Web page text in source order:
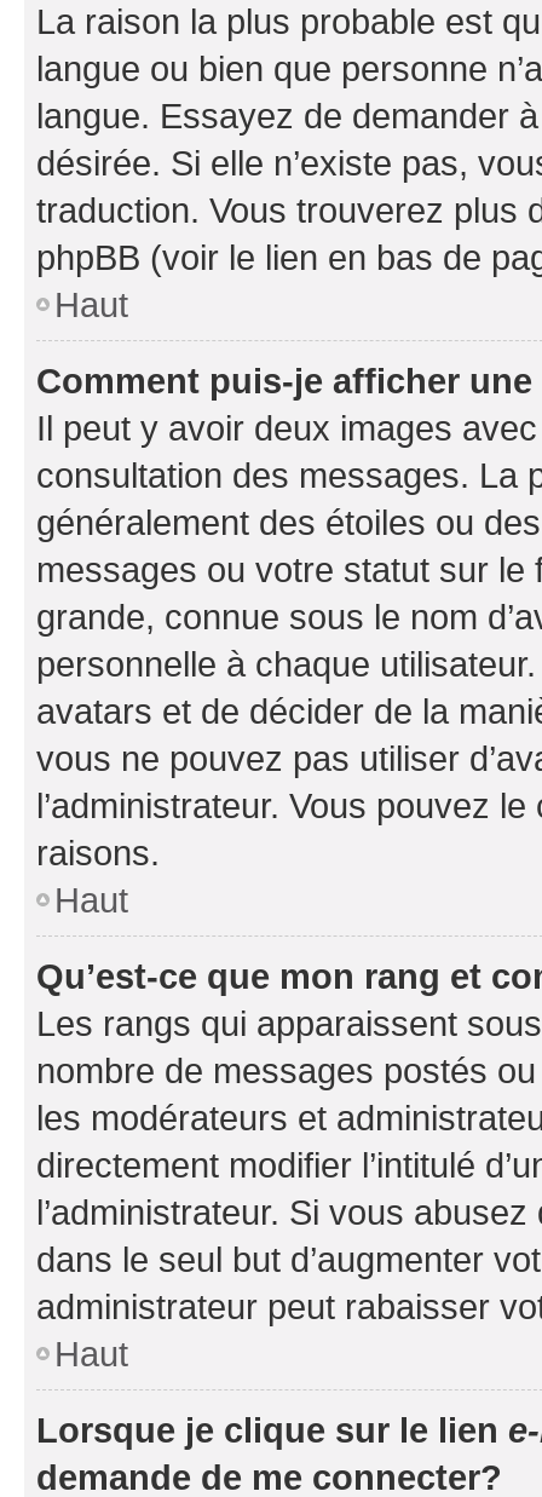
La raison la plus probable est
langue ou bien que personne
langue. Essayez de demander
désirée. Si elle n’existe pas,
traduction. Vous trouverez plus
phpBB (voir le lien en bas de
Haut
Comment puis-je afficher
Il peut y avoir deux images
consultation des messages. La
généralement des étoiles ou
messages ou votre statut sur
grande, connue sous le nom
personnelle à chaque utilisateur.
avatars et de décider de la
vous ne pouvez pas utiliser
l’administrateur. Vous pouvez
raisons.
Haut
Qu’est-ce que mon rang et
Les rangs qui apparaissent
nombre de messages postés
les modérateurs et
directement modifier l’intitulé
l’administrateur. Si vous
dans le seul but d’augmenter
administrateur peut rabaisser
Haut
Lorsque je clique sur le lien
demande de me connecter?